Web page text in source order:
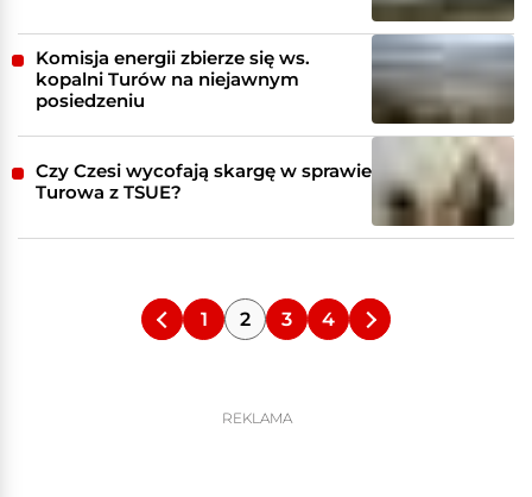
Komisja energii zbierze się ws.
kopalni Turów na niejawnym
posiedzeniu
Czy Czesi wycofają skargę w sprawie
Turowa z TSUE?
1 2 3 4
REKLAMA